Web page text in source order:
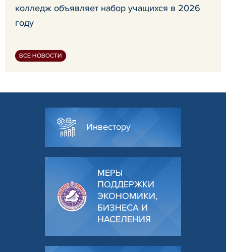
колледж объявляет набор учащихся в 2026
году
ВСЕ НОВОСТИ
Инвестору
МЕРЫ
ПОДДЕРЖКИ
ЭКОНОМИКИ,
БИЗНЕСА И
НАСЕЛЕНИЯ